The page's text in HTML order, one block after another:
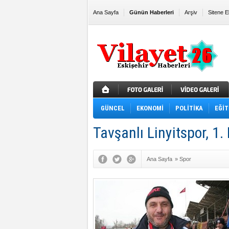
Ana Sayfa Günün Haberleri Arşiv Sitene
GÜNCEL EKONOMİ POLİTİKA
Tavşanlı Linyitspor,
Ana Sayfa » Spor